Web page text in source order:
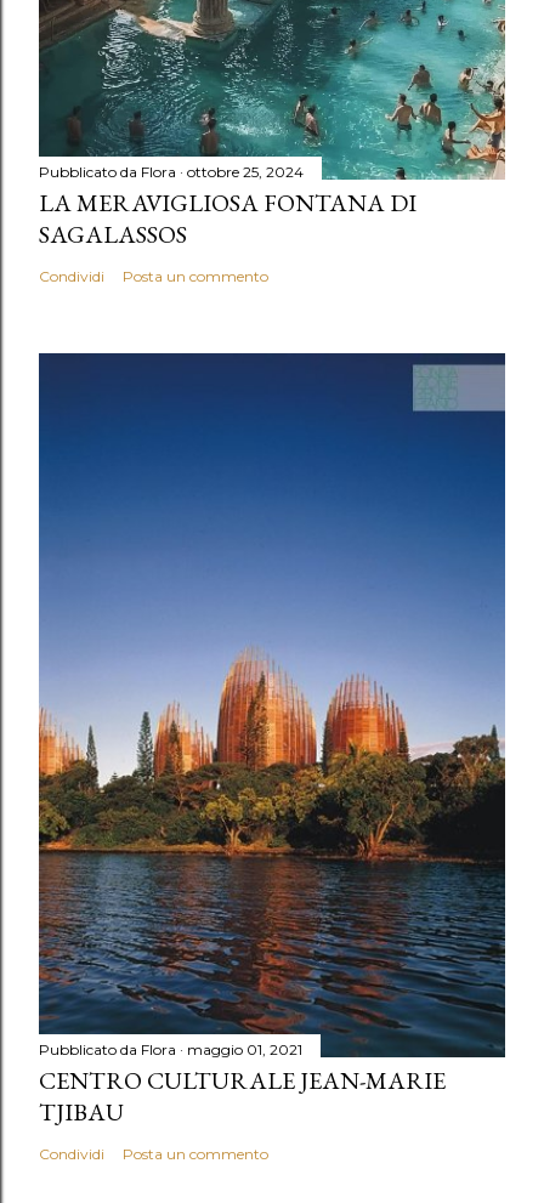
Pubblicato da Flora ottobre 25, 2024
LA MERAVIGLIOSA FONTANA DI
SAGALASSOS
Condividi Posta un commento
Pubblicato da Flora maggio 01, 2021
CENTRO CULTURALE JEAN-MARIE
TJIBAU
Condividi Posta un commento